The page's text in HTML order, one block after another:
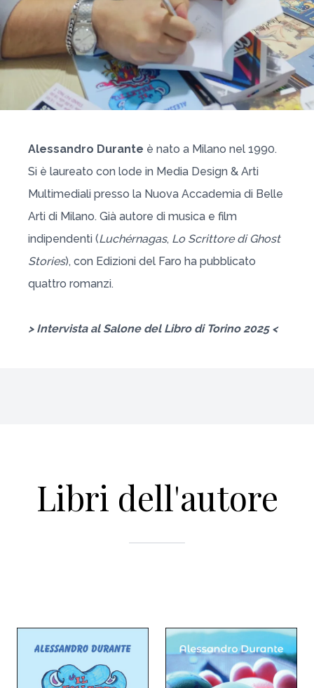
Alessandro Durante è nato a Milano nel 1990.
Si è laureato con lode in Media Design & Arti
Multimediali presso la Nuova Accademia di Belle
Arti di Milano. Già autore di musica e film
indipendenti (Luchérnagas, Lo Scrittore di Ghost
Stories), con Edizioni del Faro ha pubblicato
quattro romanzi.
> Intervista al Salone del Libro di Torino 2025<
Libri dell'autore